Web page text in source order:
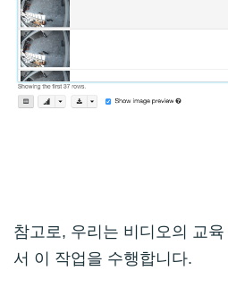
참고로, 우리는 비디오의 교
서 이 작업을 수행합니다.